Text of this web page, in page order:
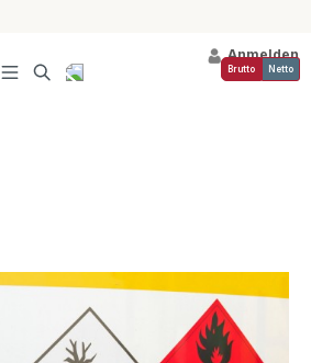
Anmelden
Brutto Netto